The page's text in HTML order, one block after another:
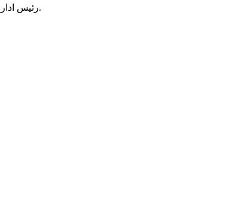
رئیس اداره فرهنگ و ارشاد اسلامی پارس آباد گفت: به منظورساماندهی چاپخانه ها و مراکز خدمات چاپی برای اولین بار انجمن چاپ در این شهرستان تشکیل شد.